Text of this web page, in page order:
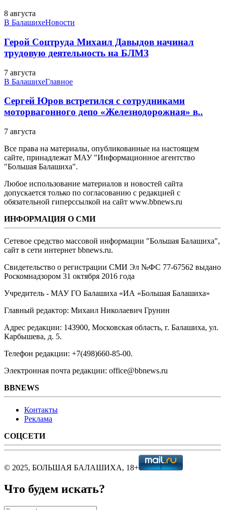
8 августа
В БалашихеНовости
Герой Соцтруда Михаил Давыдов начинал
трудовую деятельность на БЛМЗ
7 августа
В БалашихеГлавное
Сергей Юров встретился с сотрудниками
моторвагонного депо «Железнодорожная» в..
7 августа
Все права на материалы, опубликованные на настоящем
сайте, принадлежат МАУ "Информационное агентство
"Большая Балашиха".
Любое использование материалов и новостей сайта
допускается только по согласованию с редакцией с
обязательной гиперссылкой на сайт www.bbnews.ru
ИНФОРМАЦИЯ О СМИ
Сетевое средство массовой информации "Большая Балашиха",
сайт в сети интернет bbnews.ru.
Свидетельство о регистрации СМИ Эл №ФС ‎77-67562 выдано
Роскомнадзором 31 октября 2016 года
Учредитель - МАУ ГО Балашиха «ИА «Большая Балашиха»
Главный редактор: Михаил Николаевич Грунин
Адрес редакции: 143900, Московская область, г. Балашиха, ул.
Карбышева, д. 5.
Телефон редакции: +7(498)660-85-00.
Электронная почта редакции: office@bbnews.ru
BBNEWS
Контакты
Реклама
СОЦСЕТИ
© 2025, БОЛЬШАЯ БАЛАШИХА, 18+
Что будем искать?